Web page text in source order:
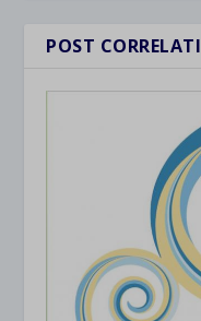
POST CORRELATI